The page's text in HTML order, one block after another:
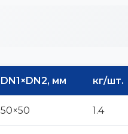
DN1×DN2, мм кг/шт.
50×50 1.4